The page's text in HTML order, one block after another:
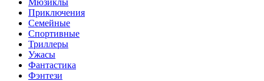
Мюзиклы
Приключения
Семейные
Спортивные
Триллеры
Ужасы
Фантастика
Фэнтези